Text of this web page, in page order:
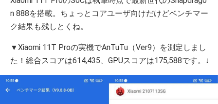
n 888を搭載。ちょっとコアユーザ向けだけどベンチマー
ク結果も残しとくね。
▼Xiaomi 11T Proの実機でAnTuTu（Ver9）を測定しまし
た！総合スコアは614,435、GPUスコアは175,588です。↓